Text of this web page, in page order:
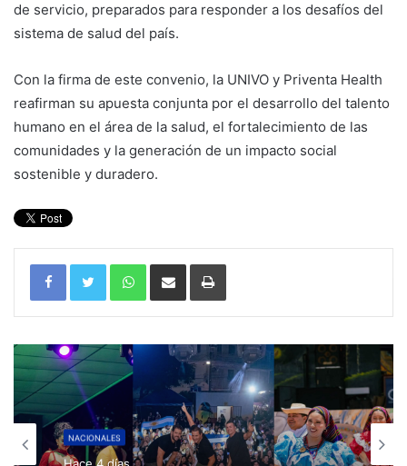
de servicio, preparados para responder a los desafíos del
sistema de salud del país.
Con la firma de este convenio, la UNIVO y Priventa Health
reafirman su apuesta conjunta por el desarrollo del talento
humano en el área de la salud, el fortalecimiento de las
comunidades y la generación de un impacto social
sostenible y duradero.
WhatsAppCompartir por correo electrónicoImprimir
NACIONALES